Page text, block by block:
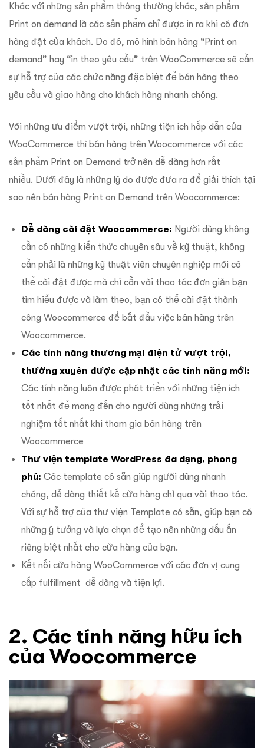
Khác với những sản phẩm thông thường khác, sản phẩm
Print on demand là các sản phẩm chỉ được in ra khi có đơn
hàng đặt của khách. Do đó, mô hình bán hàng “Print on
demand” hay “in theo yêu cầu” trên WooCommerce sẽ cần
sự hỗ trợ của các chức năng đặc biệt để bán hàng theo
yêu cầu và giao hàng cho khách hàng nhanh chóng.
Với những ưu điểm vượt trội, những tiện ích hấp dẫn của
WooCommerce thì bán hàng trên Woocommerce với các
sản phẩm Print on Demand trở nên dễ dàng hơn rất
nhiều. Dưới đây là những lý do được đưa ra để giải thích tại
sao nên bán hàng Print on Demand trên Woocommerce:
Dễ dàng cài đặt Woocommerce: Người dùng không
cần có những kiến thức chuyên sâu về kỹ thuật, không
cần phải là những kỹ thuật viên chuyên nghiệp mới có
thể cài đặt được mà chỉ cần vài thao tác đơn giản bạn
tìm hiểu được và làm theo, bạn có thể cài đặt thành
công Woocommerce để bắt đầu việc bán hàng trên
Woocommerce.
Các tính năng thương mại điện tử vượt trội,
thường xuyên được cập nhật các tính năng mới:
Các tính năng luôn được phát triển với những tiện ích
tốt nhất để mang đến cho người dùng những trải
nghiệm tốt nhất khi tham gia bán hàng trên
Woocommerce
Thư viện template WordPress đa dạng, phong
phú: Các template có sẵn giúp người dùng nhanh
chóng, dễ dàng thiết kế cửa hàng chỉ qua vài thao tác.
Với sự hỗ trợ của thư viện Template có sẵn, giúp bạn có
những ý tưởng và lựa chọn để tạo nên những dấu ấn
riêng biệt nhất cho cửa hàng của bạn.
Kết nối cửa hàng WooCommerce với các đơn vị cung
cấp fulfillment dễ dàng và tiện lợi.
2. Các tính năng hữu ích
của Woocommerce